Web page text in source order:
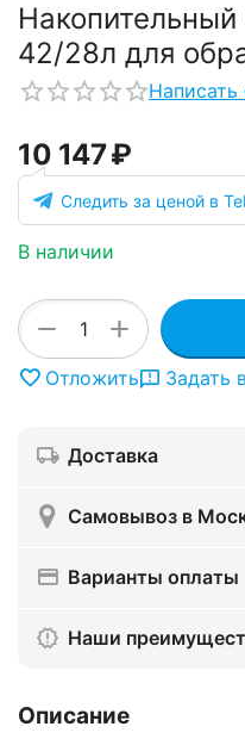
Накопительный
42/28л для
Написать
10 147₽
Следить за ценой в
В наличии
+
−
Отложить Задать
Доставка
Самовывоз в
Варианты оплаты
Наши
Описание